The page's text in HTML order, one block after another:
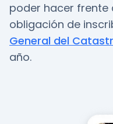
poder hacer frente
obligación de
General del
año.